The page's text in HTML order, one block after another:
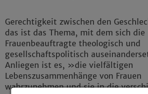
Gerechtigkeit zwischen den
das ist das Thema, mit dem sich die
Frauenbeauftragte theologisch und
gesellschaftspolitisch
Anliegen ist es, »die vielfältigen
Lebenszusammenhänge von Frauen
wahrzunehmen und sie in die